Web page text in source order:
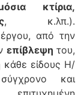
κτίρια,
, κ.λπ.).
από την
επίβλεψη του,
κάθε είδους Η/
και